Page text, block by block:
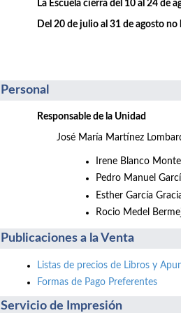
La Escuela cierra del 10 al 24 de
Del 20 de julio al 31 de agosto
Personal
Responsable de la Unidad
José María Martínez
Irene Blanco
Pedro Manuel
Esther García
Rocio Medel
Publicaciones a la Venta
Listas de precios de Libros y
Formas de Pago Preferentes
Servicio de Impresión